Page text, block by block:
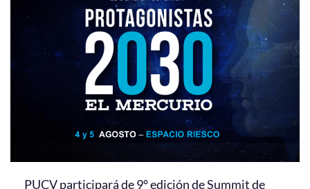
PUCV participará de 9° edición de Summit de